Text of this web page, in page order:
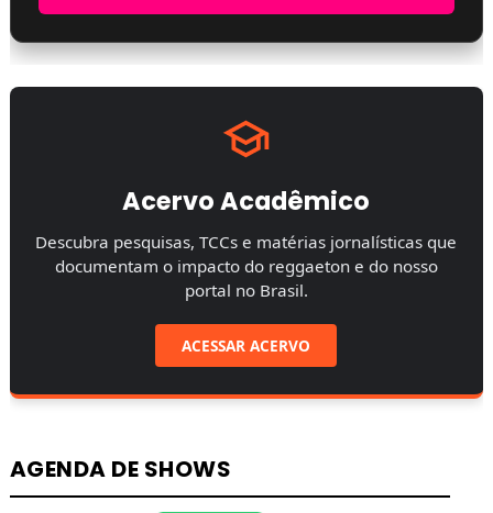
Acervo Acadêmico
Descubra pesquisas, TCCs e matérias jornalísticas que
documentam o impacto do reggaeton e do nosso
portal no Brasil.
ACESSAR ACERVO
AGENDA DE SHOWS